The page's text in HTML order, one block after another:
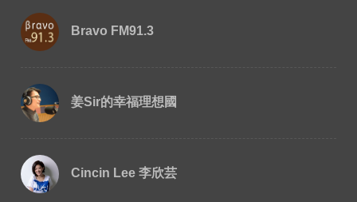
Bravo FM91.3
姜Sir的幸福理想國
Cincin Lee 李欣芸